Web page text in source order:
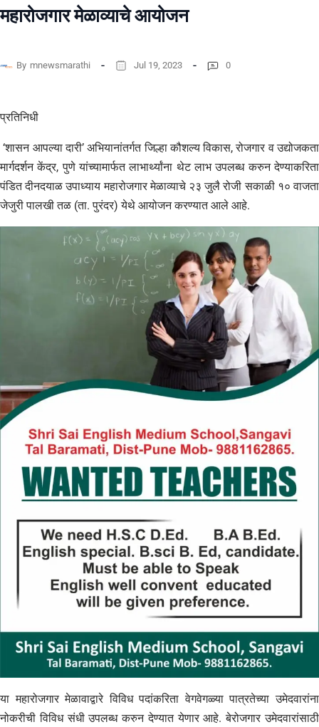
महारोजगार मेळाव्याचे आयोजन
By mnewsmarathi Jul 19, 2023 0
प्रतिनिधी
‘शासन आपल्या दारी’ अभियानांतर्गत जिल्हा कौशल्य विकास, रोजगार व उद्योजकता
मार्गदर्शन केंद्र, पुणे यांच्यामार्फत लाभार्थ्यांना थेट लाभ उपलब्ध करुन देण्याकरिता
पंडित दीनदयाळ उपाध्याय महारोजगार मेळाव्याचे २३ जुलै रोजी सकाळी १० वाजता
जेजुरी पालखी तळ (ता. पुरंदर) येथे आयोजन करण्यात आले आहे.
या महारोजगार मेळावाद्वारे विविध पदांकरिता वेगवेगळ्या पात्रतेच्या उमेदवारांना
नोकरीची विविध संधी उपलब्ध करुन देण्यात येणार आहे. बेरोजगार उमेदवारांसाठी